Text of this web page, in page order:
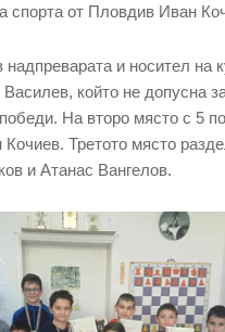
спорта от Пловдив Иван
и носител на
който не допусна
На второ място с 5
Третото място
и Атанас Вангелов.